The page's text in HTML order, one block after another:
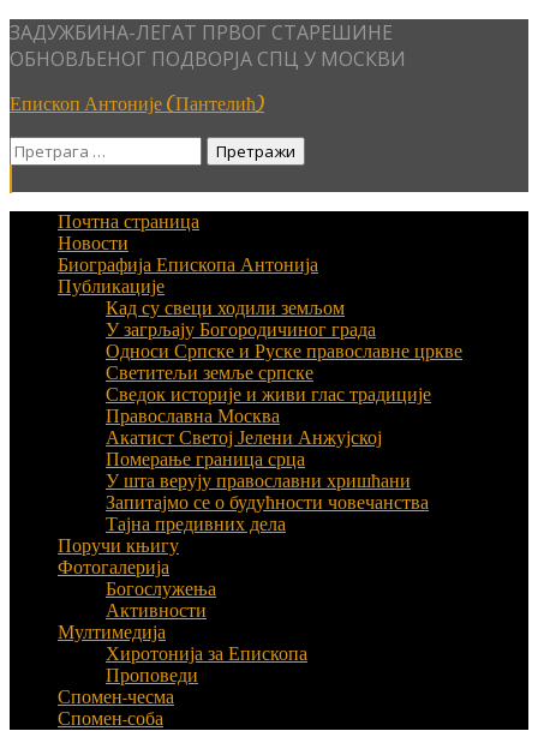
Skip
to
ЗАДУЖБИНА-ЛЕГАТ ПРВОГ СТАРЕШИНЕ
ОБНОВЉЕНОГ ПОДВОРЈА СПЦ У МОСКВИ
Епископ Антоније (Пантелић)
Претрага
Почтна страница
Новости
Биографија Епископа Антонија
Публикације
Кад су свеци ходили земљом
У загрљају Богородичиног града
Односи Српске и Руске православне цркве
Светитељи земље српске
Сведок историје и живи глас традиције
Православна Москва
Акатист Светој Јелени Анжујској
Померање граница срца
У шта верују православни хришћани
Запитајмо се о будућности човечанства
Тајна предивних дела
Поручи књигу
Фотогалерија
Богослужења
Активности
Мултимедија
Хиротонија за Епископа
Проповеди
Спомен-чесма
Спомен-соба